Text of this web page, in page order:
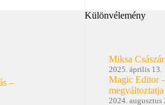
–
Különvélemény
Miksa
2025. április 13.
Magic Editor
2024. augusztus